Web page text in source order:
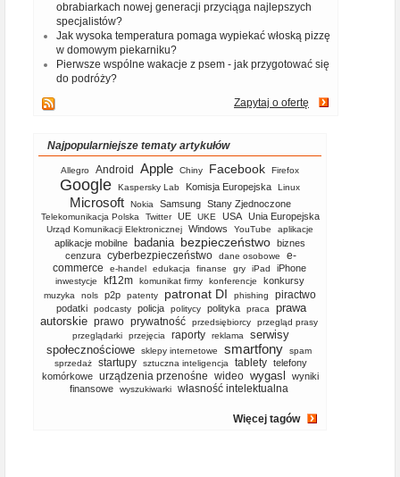
obrabiarkach nowej generacji przyciąga najlepszych
specjalistów?
Jak wysoka temperatura pomaga wypiekać włoską pizzę
w domowym piekarniku?
Pierwsze wspólne wakacje z psem - jak przygotować się
do podróży?
Zapytaj o ofertę
Najpopularniejsze tematy artykułów
Allegro Android Apple Chiny Facebook Firefox
Google Kaspersky Lab Komisja Europejska Linux
Microsoft Nokia Samsung Stany Zjednoczone
Telekomunikacja Polska Twitter UE UKE USA Unia Europejska
Urząd Komunikacji Elektronicznej Windows YouTube aplikacje
aplikacje mobilne badania bezpieczeństwo biznes
cenzura cyberbezpieczeństwo dane osobowe
e-
commerce
e-handel edukacja finanse gry iPad iPhone
inwestycje kf12m komunikat firmy konferencje konkursy
muzyka nols p2p patenty patronat DI phishing piractwo
podatki podcasty policja politycy polityka praca
prawa
autorskie prawo prywatność przedsiębiorcy
przegląd prasy
przeglądarki
przejęcia raporty reklama
serwisy
społecznościowe
sklepy internetowe smartfony
spam
sprzedaż
startupy sztuczna inteligencja tablety telefony
komórkowe
urządzenia przenośne wideo wygasl
wyniki
finansowe
wyszukiwarki własność intelektualna
Więcej tagów